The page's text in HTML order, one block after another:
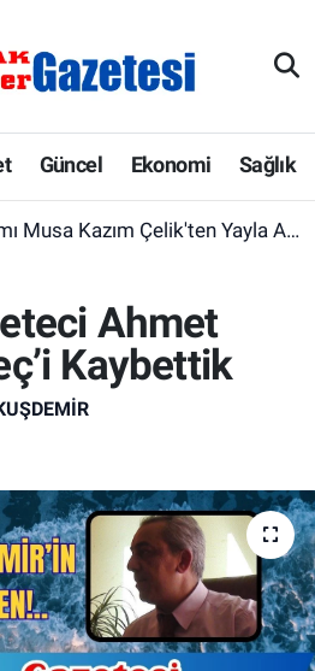
Güncel Ekonomi Sağlık
Çelik'ten Yayla Akar Et Entegre Tesisi'ne Ziyaret
Ahmet
Kaybettik
Haritası